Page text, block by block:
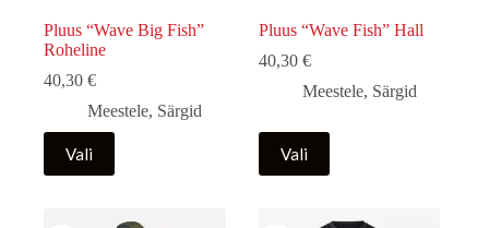
Pluus “Wave Big Fish”
Roheline
40,30 €
Meestele, Särgid
Vali
Sellel
tootel
on
Pluus “Wave Fish” Hall
40,30 €
Meestele, Särgid
Vali
Sellel
tootel
on